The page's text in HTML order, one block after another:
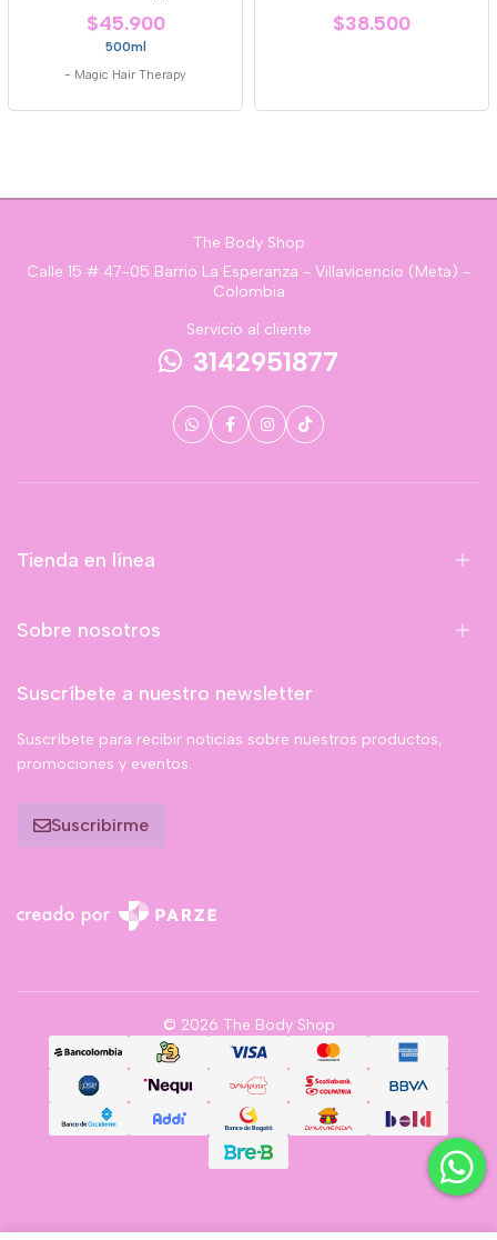
$45.900
500ml
- Magic Hair Therapy
$38.500
The Body Shop
Calle 15 # 47-05 Barrio La Esperanza - Villavicencio (Meta) -
Colombia
Servicio al cliente
3142951877
Tienda en línea
Sobre nosotros
Suscríbete a nuestro newsletter
Suscríbete para recibir noticias sobre nuestros productos,
promociones y eventos.
Suscribirme
© 2026 The Body Shop